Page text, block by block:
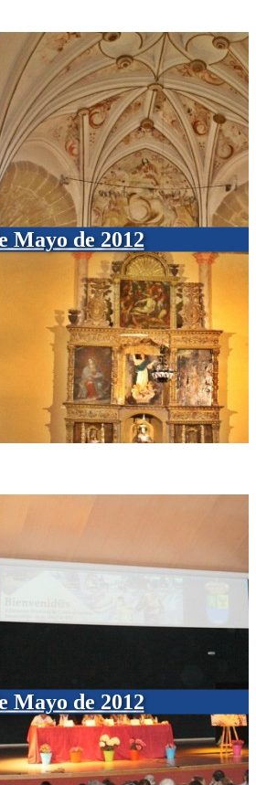
Mayo de 2012
Mayo de 2012